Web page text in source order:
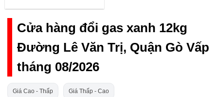
Cửa hàng đổi gas xanh 12kg
Đường Lê Văn Trị, Quận Gò Vấp
tháng 08/2026
Giá Cao - Thấp Giá Thấp - Cao